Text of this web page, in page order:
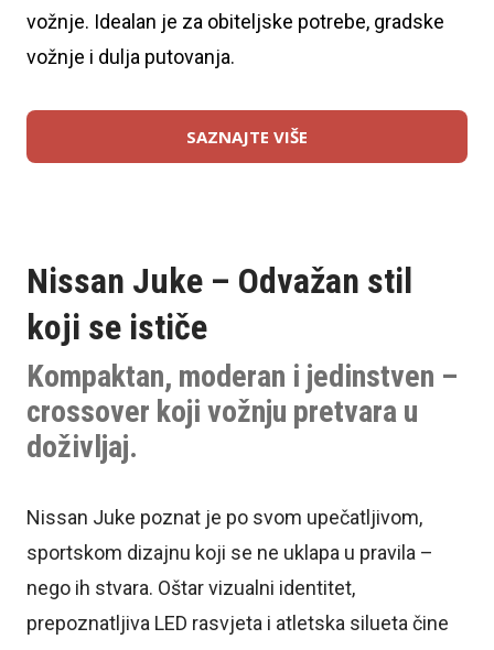
vožnje. Idealan je za obiteljske potrebe, gradske
vožnje i dulja putovanja.
SAZNAJTE VIŠE
Nissan Juke – Odvažan stil
koji se ističe
Kompaktan, moderan i jedinstven –
crossover koji vožnju pretvara u
doživljaj.
Nissan Juke poznat je po svom upečatljivom,
sportskom dizajnu koji se ne uklapa u pravila –
nego ih stvara. Oštar vizualni identitet,
prepoznatljiva LED rasvjeta i atletska silueta čine